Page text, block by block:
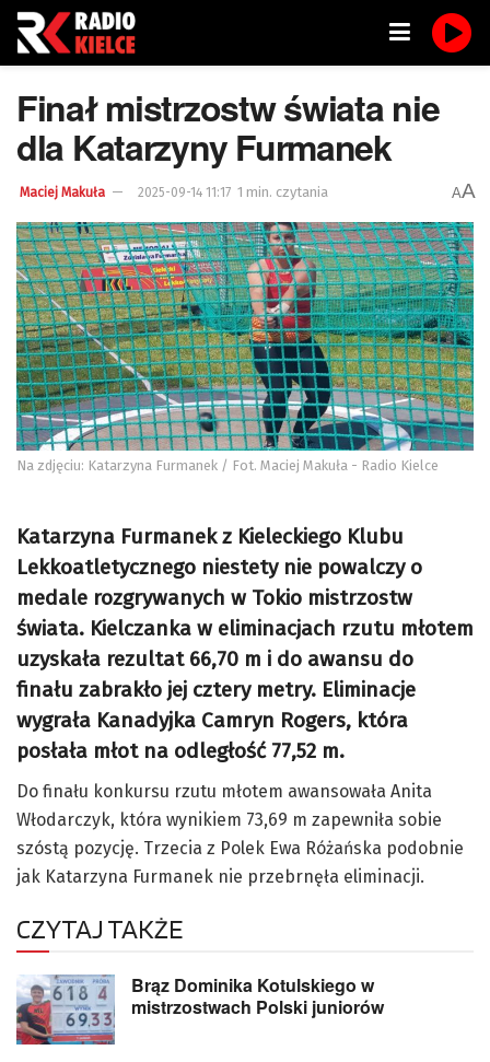
Finał mistrzostw świata nie
dla Katarzyny Furmanek
Maciej Makuła 2025-09-14 11:17 1 min. czytania AA
Na zdjęciu: Katarzyna Furmanek / Fot. Maciej Makuła - Radio Kielce
Katarzyna Furmanek z Kieleckiego Klubu
Lekkoatletycznego niestety nie powalczy o
medale rozgrywanych w Tokio mistrzostw
świata. Kielczanka w eliminacjach rzutu młotem
uzyskała rezultat 66,70 m i do awansu do
finału zabrakło jej cztery metry. Eliminacje
wygrała Kanadyjka Camryn Rogers, która
posłała młot na odległość 77,52 m.
Do finału konkursu rzutu młotem awansowała Anita
Włodarczyk, która wynikiem 73,69 m zapewniła sobie
szóstą pozycję. Trzecia z Polek Ewa Różańska podobnie
jak Katarzyna Furmanek nie przebrnęła eliminacji.
CZYTAJ TAKŻE
Brąz Dominika Kotulskiego w
mistrzostwach Polski juniorów